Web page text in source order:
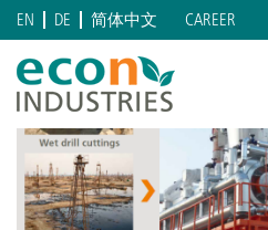
EN DE 简体中文 CAREER